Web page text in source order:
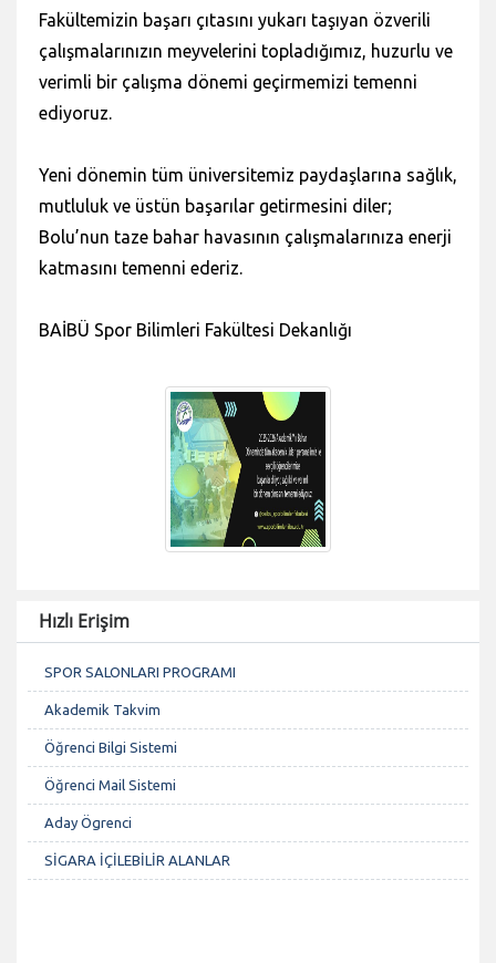
Fakültemizin başarı çıtasını yukarı taşıyan özverili
çalışmalarınızın meyvelerini topladığımız, huzurlu ve
verimli bir çalışma dönemi geçirmemizi temenni
ediyoruz.
Yeni dönemin tüm üniversitemiz paydaşlarına sağlık,
mutluluk ve üstün başarılar getirmesini diler;
Bolu’nun taze bahar havasının çalışmalarınıza enerji
katmasını temenni ederiz.
BAİBÜ Spor Bilimleri Fakültesi Dekanlığı
Hızlı Erişim
SPOR SALONLARI PROGRAMI
Akademik Takvim
Öğrenci Bilgi Sistemi
Öğrenci Mail Sistemi
Aday Ögrenci
SİGARA İÇİLEBİLİR ALANLAR